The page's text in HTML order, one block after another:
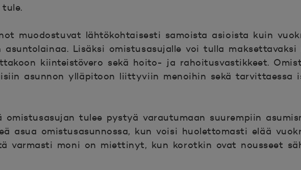
muodostuvat lähtökohtaisesti samoista asioista kuin
Lisäksi omistusasujalle voi tulla maksettavaksi
kiinteistövero sekä hoito- ja rahoitusvastikkeet.
asunnon ylläpitoon liittyviin menoihin sekä tarvittaessa
tulee pystyä varautumaan suurempiin
asua omistusasunnossa, kun voisi huolettomasti elää
varmasti moni on miettinyt, kun korotkin ovat nousseet